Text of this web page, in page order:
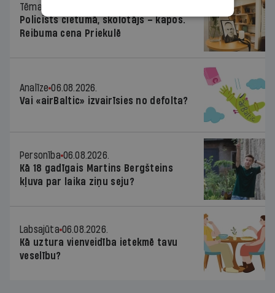
Tēma
Policists cietumā, skolotājs – kapos.
Reibuma cena Priekulē
Analīze 06.08.2026.
Vai «airBaltic» izvairīsies no defolta?
Personība 06.08.2026.
Kā 18 gadīgais Martins Bergšteins
kļuva par laika ziņu seju?
Labsajūta 06.08.2026.
Kā uztura vienveidība ietekmē tavu
veselību?